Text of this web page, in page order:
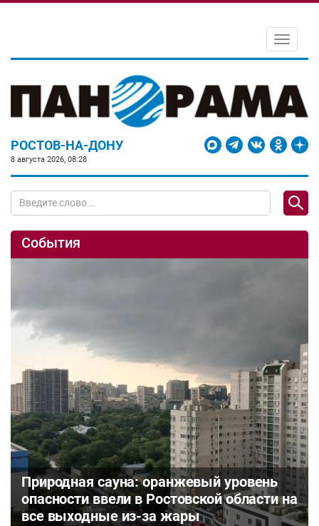
Toggle
РОСТОВ-НА-ДОНУ
8 августа 2026, 08:28
События
Природная сауна: оранжевый уровень
опасности ввели в Ростовской области на
все выходные из-за жары